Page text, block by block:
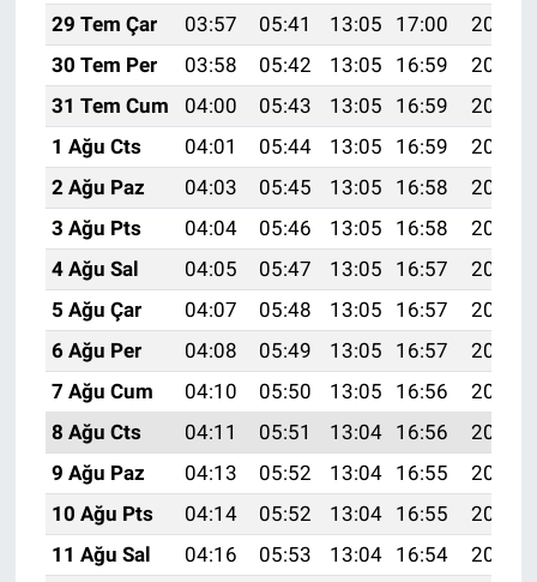
29 Tem Çar
03:57 05:41 13:05 17:00
20:19
30 Tem Per
03:58 05:42 13:05 16:59
20:18
31 Tem Cum
04:00 05:43 13:05 16:59
20:17
1 Ağu Cts
04:01 05:44 13:05 16:59
20:16
2 Ağu Paz
04:03 05:45 13:05 16:58
20:15
3 Ağu Pts
04:04 05:46 13:05 16:58
20:14
4 Ağu Sal
04:05 05:47 13:05 16:57
20:13
5 Ağu Çar
04:07 05:48 13:05 16:57
20:12
6 Ağu Per
04:08 05:49 13:05 16:57
20:11
7 Ağu Cum
04:10 05:50 13:05 16:56
20:10
8 Ağu Cts
04:11 05:51 13:04 16:56
20:08
9 Ağu Paz
04:13 05:52 13:04 16:55
20:07
10 Ağu Pts
04:14 05:52 13:04 16:55
20:06
11 Ağu Sal
04:16 05:53 13:04 16:54
20:05